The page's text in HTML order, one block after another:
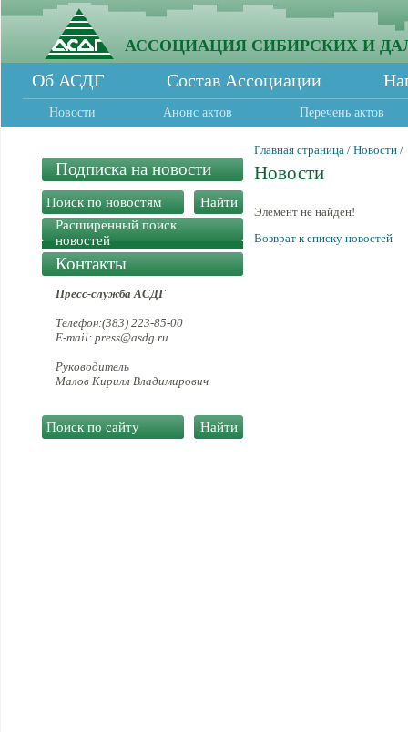
АССОЦИАЦИЯ СИБИРСКИХ И
Об АСДГ Состав Ассоциации
Новости Анонс актов Перечень актов
Подписка на новости
Расширенный поиск
новостей
Контакты
Пресс-служба АСДГ
Телефон:(383) 223-85-00
E-mail: press@asdg.ru
Руководитель
Малов Кирилл Владимирович
Главная страница / Новости /
Новости
Элемент не найден!
Возврат к списку новостей